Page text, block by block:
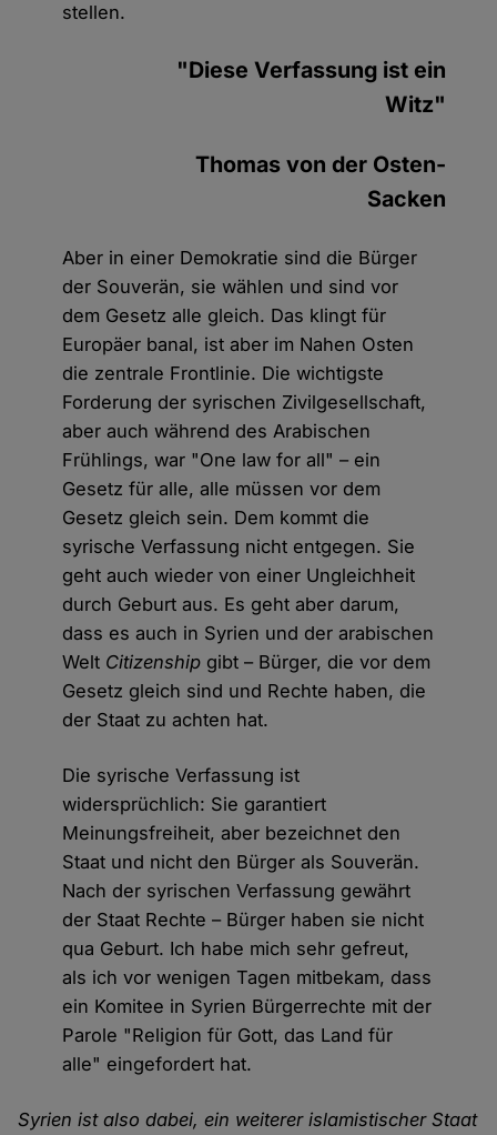
stellen.
"Diese Verfassung ist ein
Witz"
Thomas von der Osten-
Sacken
Aber in einer Demokratie sind die Bürger
der Souverän, sie wählen und sind vor
dem Gesetz alle gleich. Das klingt für
Europäer banal, ist aber im Nahen Osten
die zentrale Frontlinie. Die wichtigste
Forderung der syrischen Zivilgesellschaft,
aber auch während des Arabischen
Frühlings, war "One law for all" – ein
Gesetz für alle, alle müssen vor dem
Gesetz gleich sein. Dem kommt die
syrische Verfassung nicht entgegen. Sie
geht auch wieder von einer Ungleichheit
durch Geburt aus. Es geht aber darum,
dass es auch in Syrien und der arabischen
Welt Citizenship gibt – Bürger, die vor dem
Gesetz gleich sind und Rechte haben, die
der Staat zu achten hat.
Die syrische Verfassung ist
widersprüchlich: Sie garantiert
Meinungsfreiheit, aber bezeichnet den
Staat und nicht den Bürger als Souverän.
Nach der syrischen Verfassung gewährt
der Staat Rechte – Bürger haben sie nicht
qua Geburt. Ich habe mich sehr gefreut,
als ich vor wenigen Tagen mitbekam, dass
ein Komitee in Syrien Bürgerrechte mit der
Parole "Religion für Gott, das Land für
alle" eingefordert hat.
Syrien ist also dabei, ein weiterer islamistischer Staat